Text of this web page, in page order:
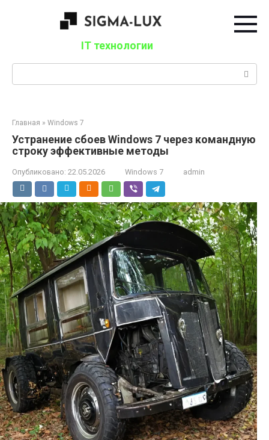
IT технологии
Главная » Windows 7
Устранение сбоев Windows 7 через командную
строку эффективные методы
Опубликовано: 22.05.2026 Windows 7 admin